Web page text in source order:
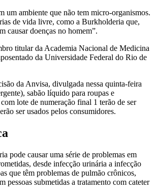
um ambiente que não tem micro-organismos.
de vida livre, como a Burkholderia que,
causar doenças no homem”.
titular da Academia Nacional de Medicina
da Universidade Federal do Rio de
da Anvisa, divulgada nessa quinta-feira
sabão líquido para roupas e
lote de numeração final 1 terão de ser
ser usados pelos consumidores.
pode causar uma série de problemas em
desde infecção urinária a infecção
que têm problemas de pulmão crônicos,
pessoas submetidas a tratamento com cateter